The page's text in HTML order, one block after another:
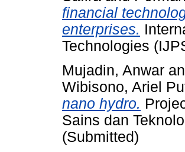
financial
enterprises.
Technologies
Mujadin, Anwar
Wibisono, Ariel
nano hydro.
Sains dan
(Submitted)